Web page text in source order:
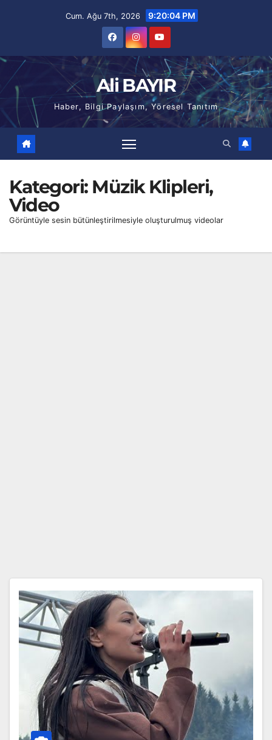
Cum. Ağu 7th, 2026 9:20:06 PM
Ali BAYIR
Haber, Bilgi Paylaşım, Yöresel Tanıtım
Kategori: Müzik Klipleri,
Video
Görüntüyle sesin bütünleştirilmesiyle oluşturulmuş videolar